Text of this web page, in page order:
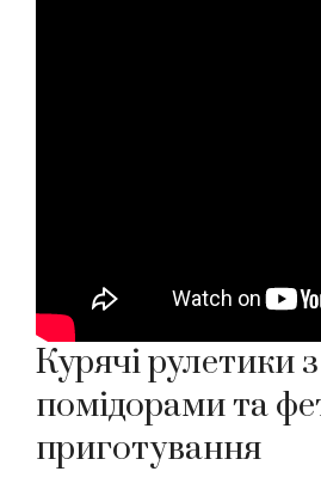
Курячі рулетики
помідорами та
приготування